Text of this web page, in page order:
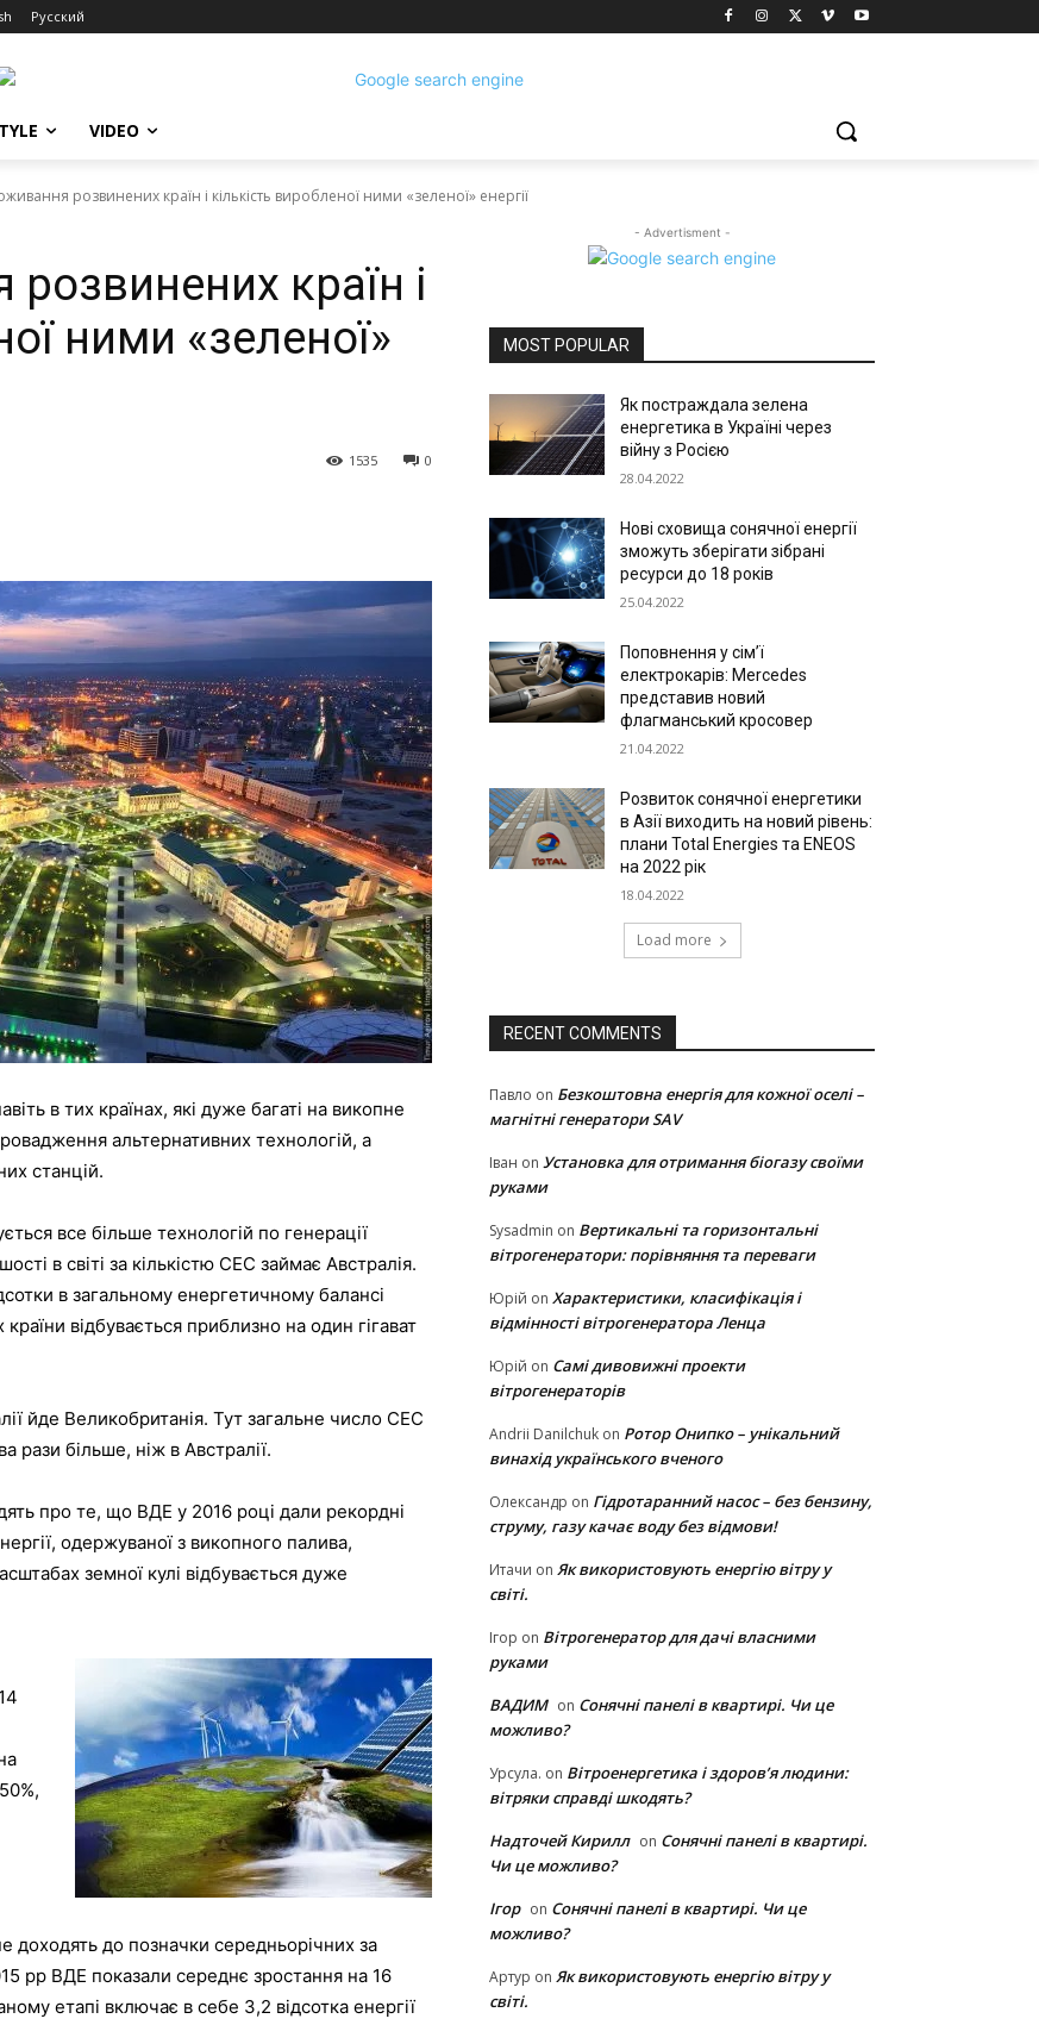
Русский
VIDEO
розвинених країн і кількість виробленої ними «зеленої» енергії
країн і
ними «зеленої»
0
1535
в тих країнах, які дуже багаті на викопне
альтернативних технологій, а
станцій.
все більше технологій по генерації
в світі за кількістю СЕС займає Австралія.
в загальному енергетичному балансі
відбувається приблизно на один гігават
йде Великобританія. Тут загальне число СЕС
рази більше, ніж в Австралії.
про те, що ВДЕ у 2016 році дали рекордні
одержуваної з викопного палива,
земної кулі відбувається дуже
доходять до позначки середньорічних за
рр ВДЕ показали середнє зростання на 16
етапі включає в себе 3,2 відсотка енергії
- Advertisment -
MOST POPULAR
Як постраждала зелена
енергетика в Україні через
війну з Росією
28.04.2022
Нові сховища сонячної енергії
зможуть зберігати зібрані
ресурси до 18 років
25.04.2022
Поповнення у сім’ї
електрокарів: Mercedes
представив новий
флагманський кросовер
21.04.2022
Розвиток сонячної енергетики
в Азії виходить на новий рівень:
плани Total Energies та ENEOS
на 2022 рік
18.04.2022
Load more
RECENT COMMENTS
Павло on Безкоштовна енергія для кожної оселі –
магнітні генератори SAV
Іван on Установка для отримання біогазу своїми
руками
Sysadmin on Вертикальні та горизонтальні
вітрогенератори: порівняння та переваги
Юрій on Характеристики, класифікація і
відмінності вітрогенератора Ленца
Юрій on Самі дивовижні проекти
вітрогенераторів
Andrii Danilchuk on Ротор Онипко – унікальний
винахід українського вченого
Олександр on Гідротаранний насос – без бензину,
струму, газу качає воду без відмови!
Итачи on Як використовують енергію вітру у
світі.
Ігор on Вітрогенератор для дачі власними
руками
ВАДИМ on Сонячні панелі в квартирі. Чи це
можливо?
Урсула. on Вітроенергетика і здоров’я людини:
вітряки cправді шкодять?
Надточей Кирилл on Сонячні панелі в квартирі.
Чи це можливо?
Ігор on Сонячні панелі в квартирі. Чи це
можливо?
Артур on Як використовують енергію вітру у
світі.